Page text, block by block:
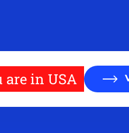
are in USA